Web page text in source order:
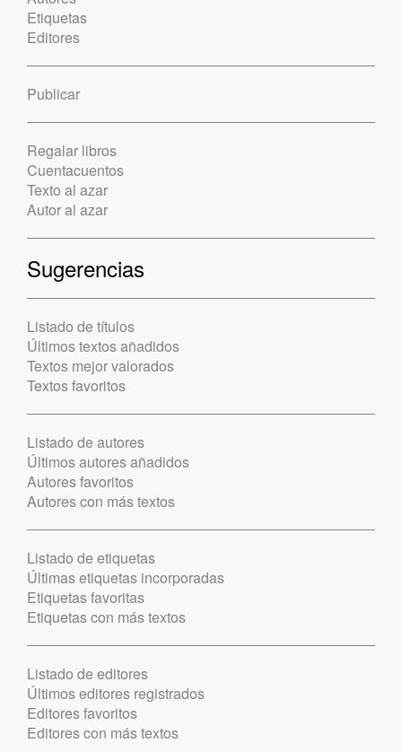
Etiquetas
Editores
Publicar
Regalar libros
Cuentacuentos
Texto al azar
Autor al azar
Sugerencias
Listado de títulos
Últimos textos añadidos
Textos mejor valorados
Textos favoritos
Listado de autores
Últimos autores añadidos
Autores favoritos
Autores con más textos
Listado de etiquetas
Últimas etiquetas incorporadas
Etiquetas favoritas
Etiquetas con más textos
Listado de editores
Últimos editores registrados
Editores favoritos
Editores con más textos